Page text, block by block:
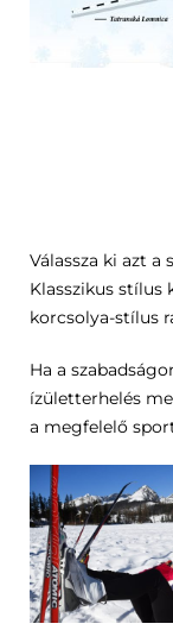
Válassza ki azt
Klasszikus stílus
korcsolya-stílus
Ha a
ízületterhelés
a megfelelő